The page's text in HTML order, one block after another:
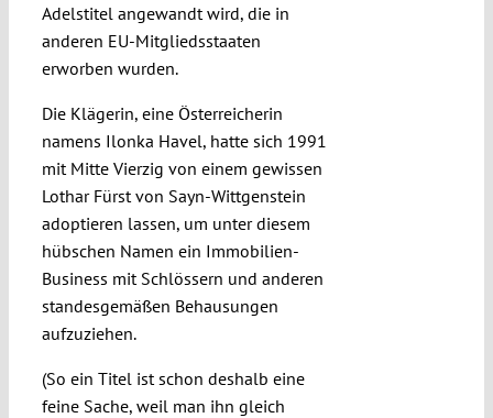
Adelstitel angewandt wird, die in
anderen EU-Mitgliedsstaaten
erworben wurden.
Die Klägerin, eine Österreicherin
namens Ilonka Havel, hatte sich 1991
mit Mitte Vierzig von einem gewissen
Lothar Fürst von Sayn-Wittgenstein
adoptieren lassen, um unter diesem
hübschen Namen ein Immobilien-
Business mit Schlössern und anderen
standesgemäßen Behausungen
aufzuziehen.
(So ein Titel ist schon deshalb eine
feine Sache, weil man ihn gleich